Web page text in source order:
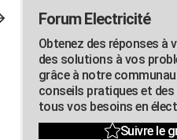
Forum Electricité
Obtenez des réponses à
des solutions à vos
grâce à notre
conseils pratiques et
tous vos besoins en
Suivre le